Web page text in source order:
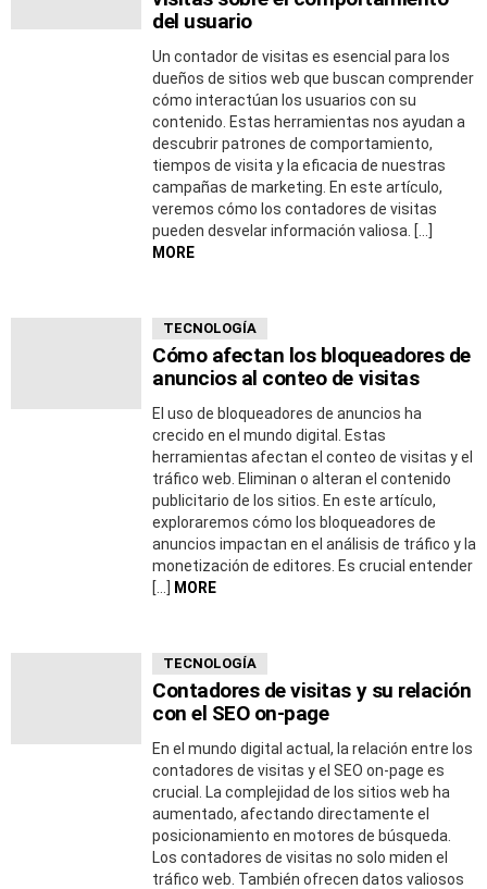
del usuario
Un contador de visitas es esencial para los
dueños de sitios web que buscan comprender
cómo interactúan los usuarios con su
contenido. Estas herramientas nos ayudan a
descubrir patrones de comportamiento,
tiempos de visita y la eficacia de nuestras
campañas de marketing. En este artículo,
veremos cómo los contadores de visitas
pueden desvelar información valiosa. […]
MORE
TECNOLOGÍA
Cómo afectan los bloqueadores de
anuncios al conteo de visitas
El uso de bloqueadores de anuncios ha
crecido en el mundo digital. Estas
herramientas afectan el conteo de visitas y el
tráfico web. Eliminan o alteran el contenido
publicitario de los sitios. En este artículo,
exploraremos cómo los bloqueadores de
anuncios impactan en el análisis de tráfico y la
monetización de editores. Es crucial entender
[…]
MORE
TECNOLOGÍA
Contadores de visitas y su relación
con el SEO on-page
En el mundo digital actual, la relación entre los
contadores de visitas y el SEO on-page es
crucial. La complejidad de los sitios web ha
aumentado, afectando directamente el
posicionamiento en motores de búsqueda.
Los contadores de visitas no solo miden el
tráfico web. También ofrecen datos valiosos